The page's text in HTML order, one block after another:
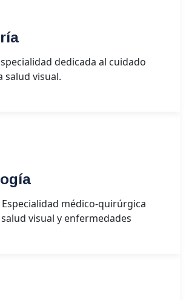
dedicada al cuidado
salud visual.
médico-quirúrgica
visual y enfermedades